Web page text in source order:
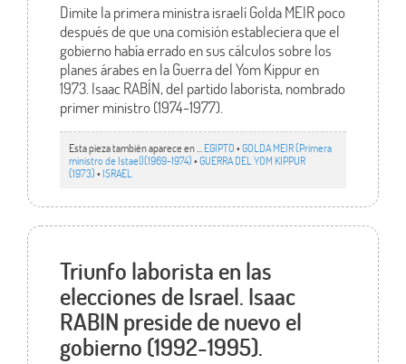
Dimite la primera ministra israelí Golda MEIR poco
después de que una comisión estableciera que el
gobierno había errado en sus cálculos sobre los
planes árabes en la Guerra del Yom Kippur en
1973. Isaac RABÍN, del partido laborista, nombrado
primer ministro (1974-1977).
Esta pieza también aparece en ... EGIPTO•GOLDA MEIR (Primera
ministro de Istael)(1969-1974)•GUERRA DEL YOM KIPPUR
(1973)• ISRAEL
Triunfo laborista en las
elecciones de Israel. Isaac
RABIN preside de nuevo el
gobierno (1992-1995).